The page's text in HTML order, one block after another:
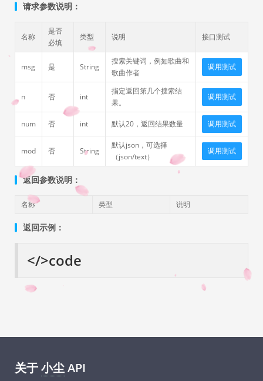
请求参数说明：
名称
是否
必填
类型 说明 接口测试
msg 是 String
搜索关键词，例如歌曲和
歌曲作者
调用测试
n 否 int
指定返回第几个搜索结
果。
调用测试
num 否 int 默认20，返回结果数量 调用测试
mod 否 String
默认json，可选择
（json/text）
调用测试
返回参数说明：
名称 类型 说明
返回示例：
</>code
关于小尘API